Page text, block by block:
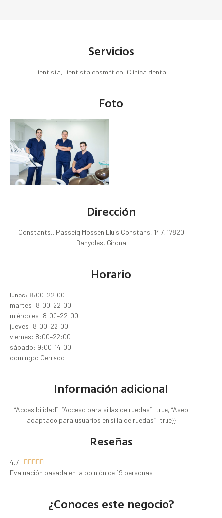
Servicios
Dentista, Dentista cosmético, Clínica dental
Foto
Dirección
Constants,, Passeig Mossèn Lluís Constans, 147, 17820
Banyoles, Girona
Horario
lunes: 8:00–22:00
martes: 8:00–22:00
miércoles: 8:00–22:00
jueves: 8:00–22:00
viernes: 8:00–22:00
sábado: 9:00–14:00
domingo: Cerrado
Información adicional
“Accesibilidad”: “Acceso para sillas de ruedas”: true, “Aseo
adaptado para usuarios en silla de ruedas”: true}}
Reseñas
4.7     
Evaluación basada en la opinión de 19 personas
¿Conoces este negocio?